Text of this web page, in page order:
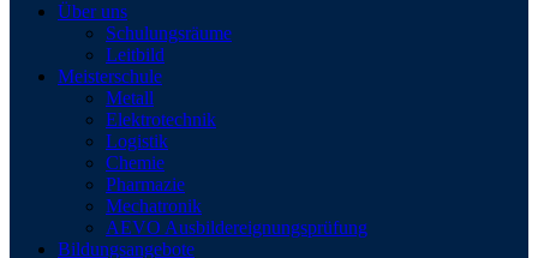
Über uns
Schulungsräume
Leitbild
Meisterschule
Metall
Elektrotechnik
Logistik
Chemie
Pharmazie
Mechatronik
AEVO Ausbildereignungsprüfung
Bildungsangebote